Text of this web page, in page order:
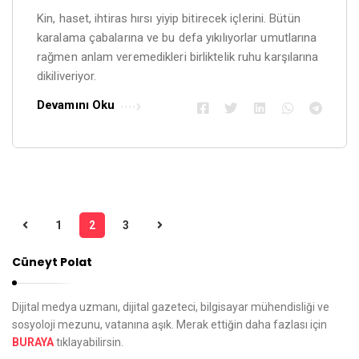
Kin, haset, ihtiras hırsı yiyip bitirecek içlerini. Bütün
karalama çabalarına ve bu defa yıkılıyorlar umutlarına
rağmen anlam veremedikleri birliktelik ruhu karşılarına
dikiliveriyor.
Devamını Oku
a
z
ı
d
o
1 2 3
Cüneyt Polat
Dijital medya uzmanı, dijital gazeteci, bilgisayar mühendisliği ve
sosyoloji mezunu, vatanına aşık. Merak ettiğin daha fazlası için
BURAYAtıklayabilirsin.